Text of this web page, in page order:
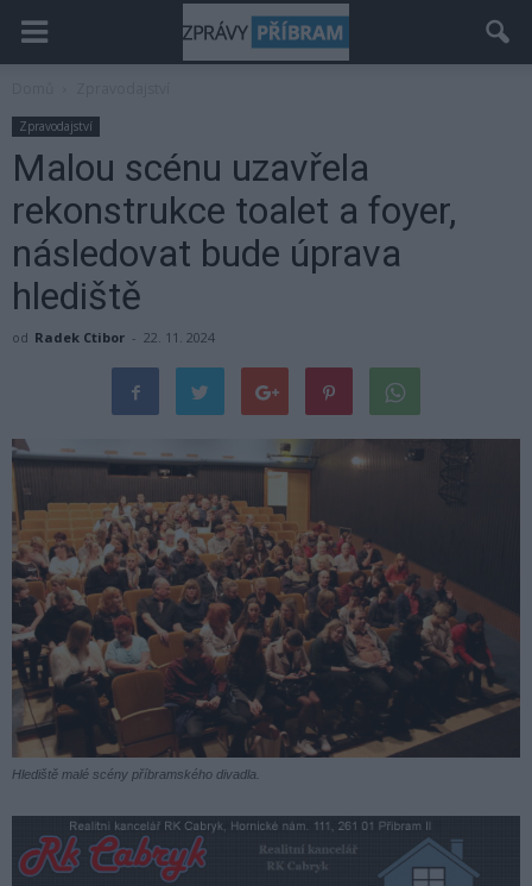
Zpravodajství
Malou scénu uzavřela
rekonstrukce toalet a foyer,
následovat bude úprava
hlediště
od Radek Ctibor - 22. 11. 2024
Hlediště malé scény příbramského divadla.